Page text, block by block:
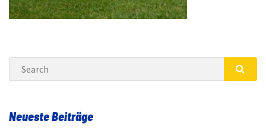
Search
Neueste Beiträge